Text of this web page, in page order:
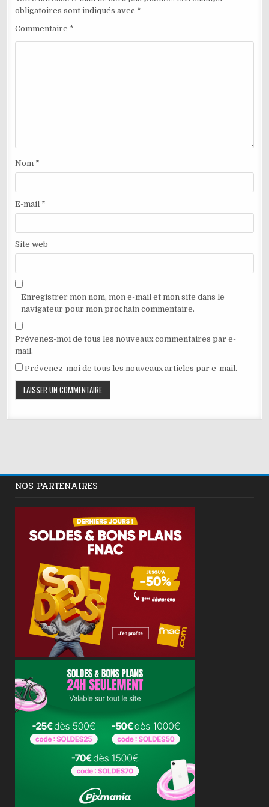
obligatoires sont indiqués avec *
Commentaire *
Nom *
E-mail *
Site web
Enregistrer mon nom, mon e-mail et mon site dans le
navigateur pour mon prochain commentaire.
Prévenez-moi de tous les nouveaux commentaires par e-
mail.
Prévenez-moi de tous les nouveaux articles par e-mail.
NOS PARTENAIRES